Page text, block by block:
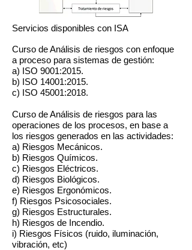
Servicios disponibles con ISA
Curso de Análisis de riesgos con enfoque
a proceso para sistemas de gestión:
a) ISO 9001:2015.
b) ISO 14001:2015.
c) ISO 45001:2018.
Curso de Análisis de riesgos para las
operaciones de los procesos, en base a
los riesgos generados en las actividades:
a) Riesgos Mecánicos.
b) Riesgos Químicos.
c) Riesgos Eléctricos.
d) Riesgos Biológicos.
e) Riesgos Ergonómicos.
f) Riesgos Psicosociales.
g) Riesgos Estructurales.
h) Riesgos de Incendio.
i) Riesgos Físicos (ruido, iluminación,
vibración, etc)